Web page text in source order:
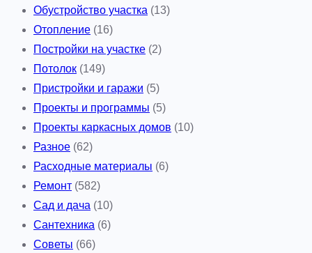
Обустройство участка (13)
Отопление (16)
Постройки на участке (2)
Потолок (149)
Пристройки и гаражи (5)
Проекты и программы (5)
Проекты каркасных домов (10)
Разное (62)
Расходные материалы (6)
Ремонт (582)
Сад и дача (10)
Сантехника (6)
Советы (66)